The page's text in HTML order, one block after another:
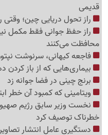
قدیمی
راز تحول دریایی چین؛
راز حفظ جوانی فقط مکمل
محافظت می‌کنند
فاجعه کیهانی، سرنوشت
بیماری‌هایی که از باز
برنج چینی در فضا جوانه زد
ویتامینی که کمبود آن خطر
نخست وزیر سابق رژیم
خطرناک توصیف کرد
دستگیری عامل انتشار